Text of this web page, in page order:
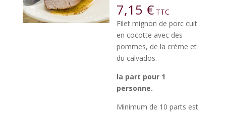
7,15 € TTC
Filet mignon de porc cuit
en cocotte avec des
pommes, de la crème et
du calvados.
la part pour 1
personne.
Minimum de 10 parts est